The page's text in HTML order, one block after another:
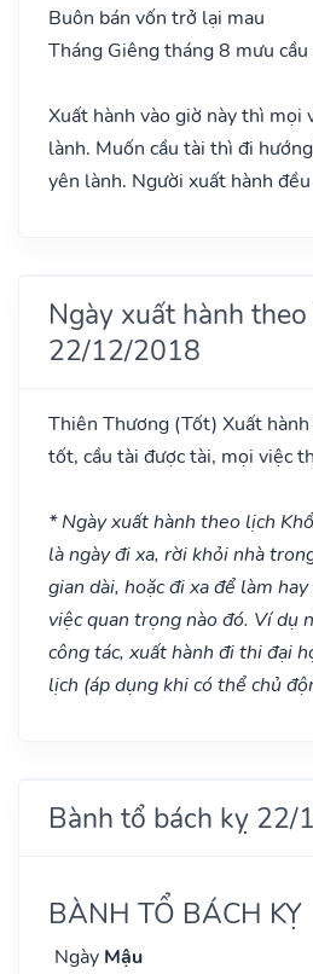
Buôn bán vốn trở lại mau
Tháng Giêng tháng 8 mưu cầu
Xuất hành vào giờ này thì mọi
lành. Muốn cầu tài thì đi
yên lành. Người xuất hành
Ngày xuất hành
22/12/2018
Thiên Thương (Tốt) Xuất
tốt, cầu tài được tài, mọi việc
* Ngày xuất hành theo lịch
là ngày đi xa, rời khỏi nhà
gian dài, hoặc đi xa để làm
việc quan trọng nào đó. Ví dụ
công tác, xuất hành đi thi đại
lịch (áp dụng khi có thể chủ
Bành tổ bách kỵ 22/
BÀNH TỔ BÁCH KỴ
Ngày Mậu